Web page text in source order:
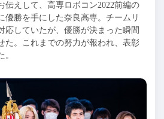
伝えして、高専ロボコン2022前編の
優勝を手にした奈良高専。チームリ
応していたが、優勝が決まった瞬間
た。これまでの努力が報われ、表彰